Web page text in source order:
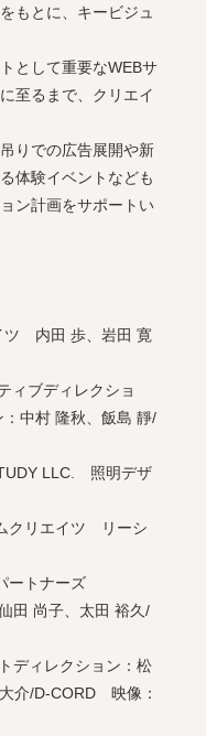
もとに、キービジュ
として重要なWEBサ
至るまで、クリエイ
りでの広告展開や新
体験イベントなども
ン計画をサポートい
ツ 内田 歩、岩田 寛
ィブディレクショ
中村 隆秋、飯島 靜/
LLC. 照明デザ
クリエイツ リーシ
ートナーズ
田 尚子、太田 裕久/
ディレクション：松
介/D-CORD 映像：